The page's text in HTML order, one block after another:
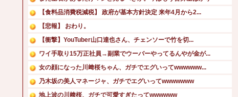
【食料品消費税減税】 政府が基本方針決定 来年4月から2...
【悲報】 おわり。
【衝撃】YouTuber山口達也さん、チェンソーで竹を切...
ワイ手取り15万正社員→副業でウーバーやってるんやが金が...
女の顔になった川﨑桜ちゃん、ガチでエグいってwwwwww...
乃木坂の美人マネージャ、ガチでエグいってwwwwwww
地上波の川﨑桜、ガチで可愛すぎたってwwwwww